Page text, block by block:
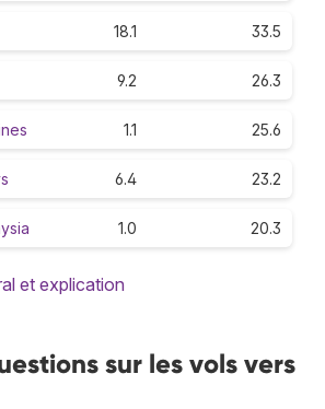
18.1 33.5
9.2 26.3
1.1 25.6
6.4 23.2
1.0 20.3
et explication
sur les vols vers